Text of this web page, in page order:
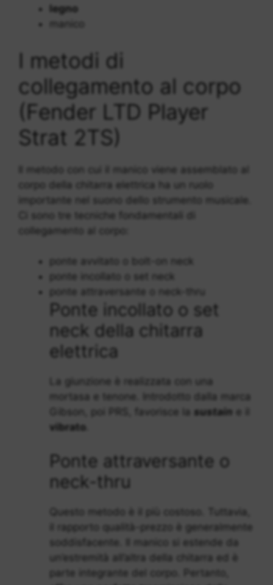
legno
manico
I metodi di
collegamento al corpo
(Fender LTD Player
Strat 2TS)
Il metodo con cui il manico viene assemblato al
corpo della chitarra elettrica ha un ruolo
importante nel suono dello strumento musicale.
Ci sono tre tecniche fondamentali di
collegamento al corpo:
ponte avvitato o bolt-on neck
ponte incollato o set neck
ponte attraversante o neck-thru
Ponte incollato o set
neck della chitarra
elettrica
La giunzione è realizzata con una
mortasa e tenone. Introdotto dalla marca
Gibson, poi PRS, favorisce la sustain e il
vibrato
Ponte attraversante o
neck-thru
Questo metodo è il più costoso. Tuttavia,
il rapporto qualità-prezzo è generalmente
soddisfacente. Il manico si estende da
un’estremità all’altra della chitarra ed è
parte integrante del corpo. Pertanto,